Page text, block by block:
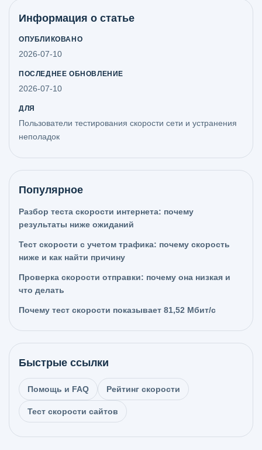
Информация о статье
ОПУБЛИКОВАНО
2026-07-10
ПОСЛЕДНЕЕ ОБНОВЛЕНИЕ
2026-07-10
ДЛЯ
Пользователи тестирования скорости сети и устранения
неполадок
Популярное
Разбор теста скорости интернета: почему
результаты ниже ожиданий
Тест скорости с учетом трафика: почему скорость
ниже и как найти причину
Проверка скорости отправки: почему она низкая и
что делать
Почему тест скорости показывает 81,52 Мбит/с
Быстрые ссылки
Помощь и FAQ Рейтинг скорости
Тест скорости сайтов